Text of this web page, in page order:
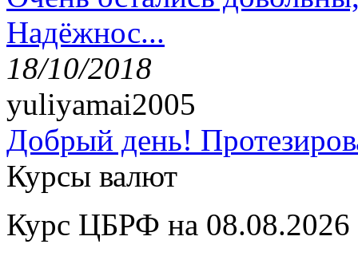
Надёжнос...
18/10/2018
yuliyamai2005
Добрый день!
Курсы валют
Курс ЦБРФ на 08.08.2026